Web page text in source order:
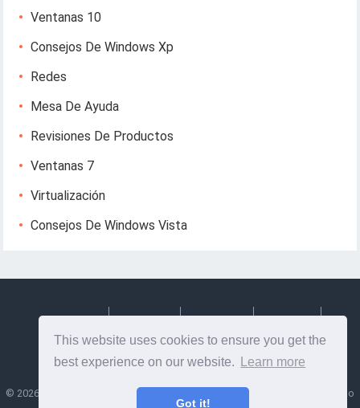
This website uses cookies to ensure you get the
best experience on our website.
Learn more
Got it!
Ventanas 10
Consejos De Windows Xp
Redes
Mesa De Ayuda
Revisiones De Productos
Ventanas 7
Virtualización
Consejos De Windows Vista
© 2026 Lesptitesaffairesdemayl
- Consejos e información útil sobre diseño